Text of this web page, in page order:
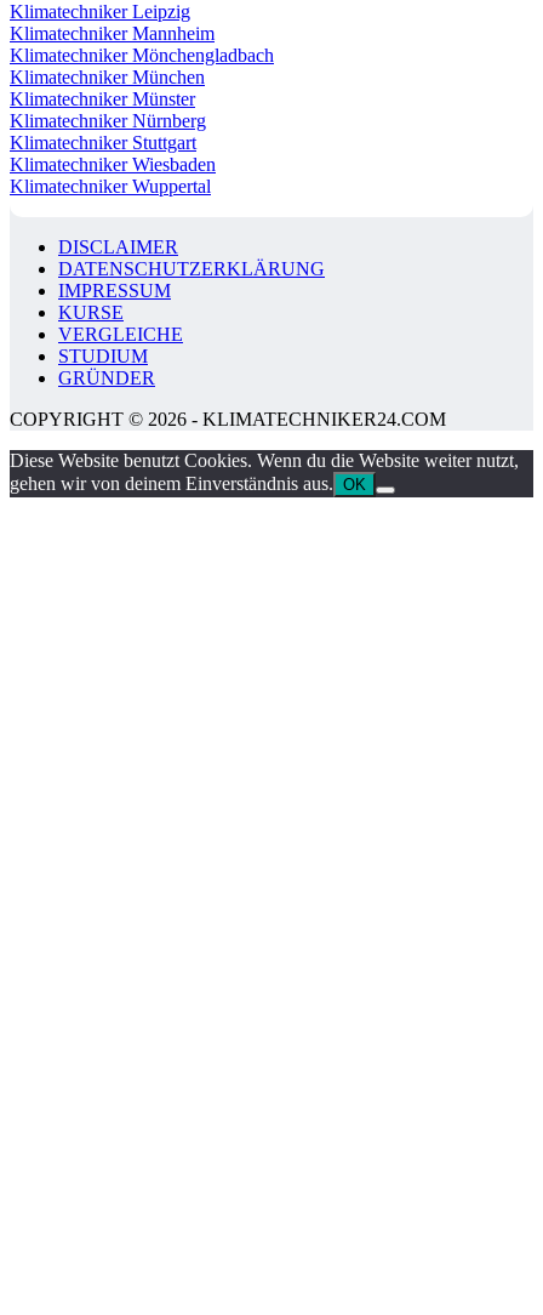
Klimatechniker Leipzig
Klimatechniker Mannheim
Klimatechniker Mönchengladbach
Klimatechniker München
Klimatechniker Münster
Klimatechniker Nürnberg
Klimatechniker Stuttgart
Klimatechniker Wiesbaden
Klimatechniker Wuppertal
DISCLAIMER
DATENSCHUTZERKLÄRUNG
IMPRESSUM
KURSE
VERGLEICHE
STUDIUM
GRÜNDER
COPYRIGHT © 2026 - KLIMATECHNIKER24.COM
Diese Website benutzt Cookies. Wenn du die Website weiter nutzt,
gehen wir von deinem Einverständnis aus. OK